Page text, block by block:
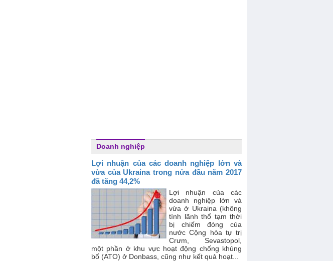
Doanh nghiệp
Lợi nhuận của các doanh nghiệp lớn và
vừa của Ukraina trong nửa đầu năm 2017
đã tăng 44,2%
Lợi nhuận của các
doanh nghiệp lớn và
vừa ở Ukraina (không
tính lãnh thổ tạm thời
bị chiếm đóng của
nước Cộng hòa tự trị
Crưm, Sevastopol,
một phần ở khu vực hoạt động chống khủng
bố (ATO) ở Donbass, cũng như kết quả hoạt...